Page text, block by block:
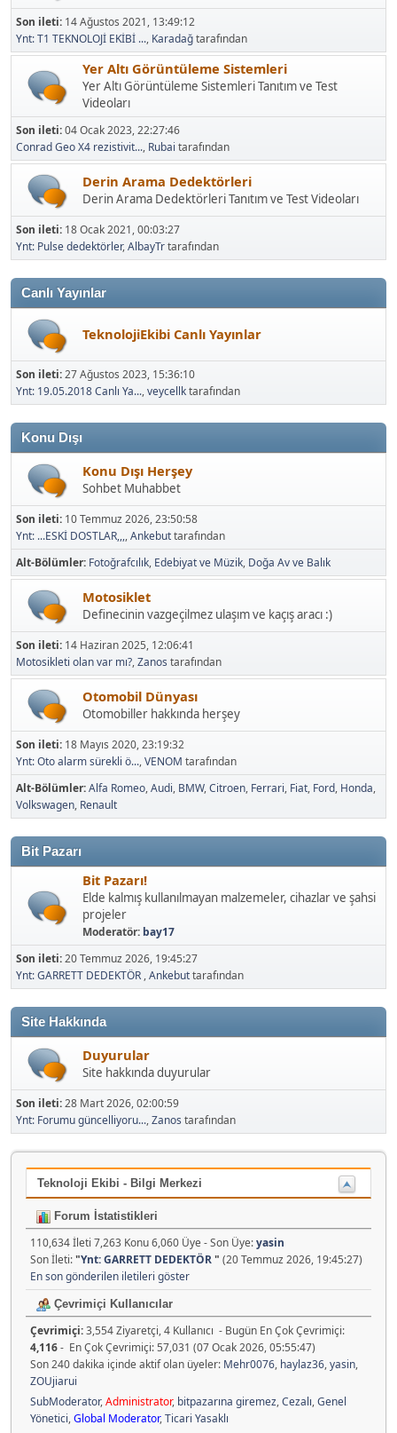
Son ileti: 14 Ağustos 2021, 13:49:12
Ynt: T1 TEKNOLOJİ EKİBİ ..., Karadağtarafından
Yer Altı Görüntüleme Sistemleri
Yer Altı Görüntüleme Sistemleri Tanıtım ve Test
Videoları
Son ileti:04 Ocak 2023, 22:27:46
Conrad Geo X4 rezistivit..., Rubai tarafından
Derin Arama Dedektörleri
Derin Arama Dedektörleri Tanıtım ve Test Videoları
Son ileti: 18 Ocak 2021, 00:03:27
Ynt: Pulse dedektörler,AlbayTrtarafından
Canlı Yayınlar
TeknolojiEkibi Canlı Yayınlar
Son ileti:27 Ağustos 2023, 15:36:10
Ynt: 19.05.2018 Canlı Ya...,veycellktarafından
Konu Dışı
Konu Dışı Herşey
Sohbet Muhabbet
Son ileti: 10 Temmuz 2026, 23:50:58
Ynt: ...ESKİ DOSTLAR,,,,Ankebuttarafından
Alt-Bölümler Fotoğrafcılık Edebiyat ve Müzik Doğa Av ve Balık
Motosiklet
Definecinin vazgeçilmez ulaşım ve kaçış aracı :)
Son ileti: 14 Haziran 2025, 12:06:41
Motosikleti olan var mı?,Zanos tarafından
Otomobil Dünyası
Otomobiller hakkında herşey
Son ileti: 18 Mayıs 2020, 23:19:32
Ynt: Oto alarm sürekli ö...,VENOM tarafından
Alt-Bölümler Alfa Romeo Audi BMW Citroen Ferrari Fiat Ford Honda
Volkswagen Renault
Bit Pazarı
Bit Pazarı!
Elde kalmış kullanılmayan malzemeler, cihazlar ve şahsi
projeler
Moderatör: bay17
Son ileti:20 Temmuz 2026, 19:45:27
Ynt: GARRETT DEDEKTÖR ,Ankebuttarafından
Site Hakkında
Duyurular
Site hakkında duyurular
Son ileti:28 Mart 2026, 02:00:59
Ynt: Forumu güncelliyoru...,Zanos tarafından
Teknoloji Ekibi - Bilgi Merkezi
Forum İstatistikleri
110,634 İleti 7,263 Konu 6,060 Üye - Son Üye:yasin
Son İleti:"Ynt: GARRETT DEDEKTÖR" (20 Temmuz 2026, 19:45:27)
En son gönderilen iletileri göster
Çevrimiçi Kullanıcılar
Çevrimiçi:3,554 Ziyaretçi, 4 Kullanıcı - Bugün En Çok Çevrimiçi:
4,116- En Çok Çevrimiçi: 57,031 (07 Ocak 2026, 05:55:47)
Son 240 dakika içinde aktif olan üyeler: Mehr0076, haylaz36,yasin,
ZOUjiarui
SubModerator,Administrator, bitpazarına giremez,Cezalı,Genel
Yönetici,Global Moderator,Ticari Yasaklı